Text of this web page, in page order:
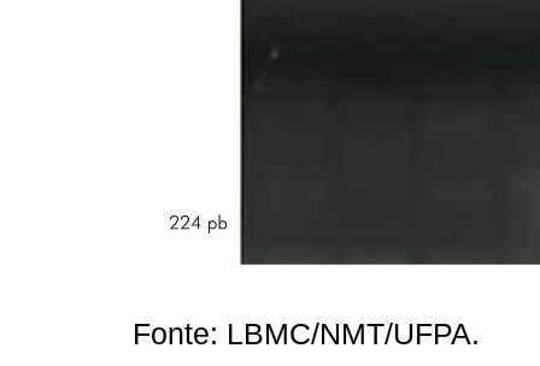
Fonte: LBMC/NMT/UFPA.